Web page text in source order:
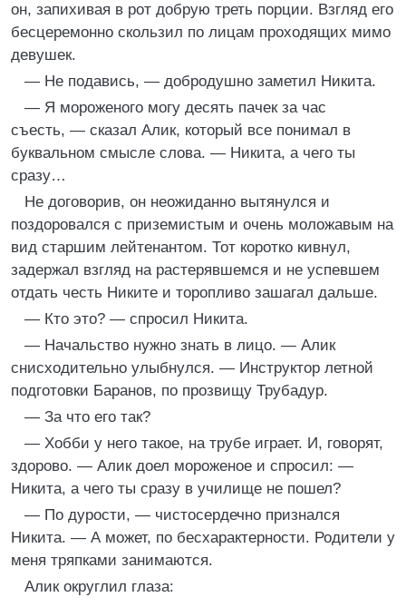
он, запихивая в рот добрую треть порции. Взгляд его
бесцеремонно скользил по лицам проходящих мимо
девушек.
— Не подавись, — добродушно заметил Никита.
— Я мороженого могу десять пачек за час
съесть, — сказал Алик, который все понимал в
буквальном смысле слова. — Никита, а чего ты
сразу…
Не договорив, он неожиданно вытянулся и
поздоровался с приземистым и очень моложавым на
вид старшим лейтенантом. Тот коротко кивнул,
задержал взгляд на растерявшемся и не успевшем
отдать честь Никите и торопливо зашагал дальше.
— Кто это? — спросил Никита.
— Начальство нужно знать в лицо. — Алик
снисходительно улыбнулся. — Инструктор летной
подготовки Баранов, по прозвищу Трубадур.
— За что его так?
— Хобби у него такое, на трубе играет. И, говорят,
здорово. — Алик доел мороженое и спросил: —
Никита, а чего ты сразу в училище не пошел?
— По дурости, — чистосердечно признался
Никита. — А может, по бесхарактерности. Родители у
меня тряпками занимаются.
Алик округлил глаза: